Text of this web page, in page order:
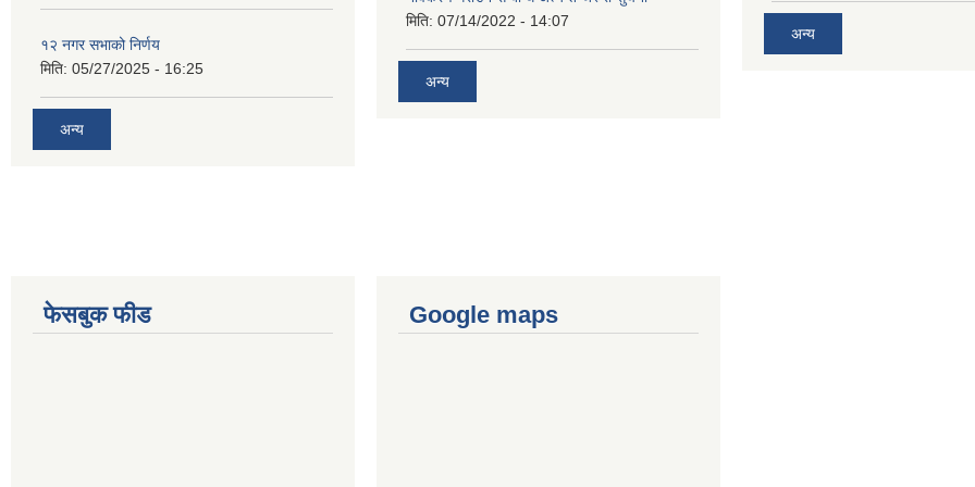
१२ नगर सभाको निर्णय
मिति: 05/27/2025 - 16:25
अन्य
मिति: 07/14/2022 - 14:07
अन्य
अन्य
फेसबुक फीड Google maps